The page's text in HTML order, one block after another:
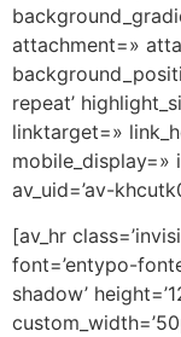
attachment=»
repeat’
linktarget=»
mobile_display=»
av_uid=’av-
[av_hr
font=’entypo-
shadow’